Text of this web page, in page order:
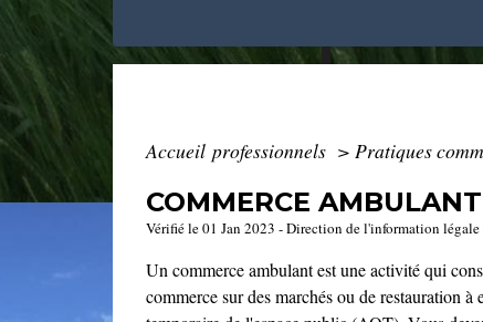
Accueil professionnels > Pratiques
COMMERCE
Vérifié le 01 Jan 2023 - Direction de l'information
Un commerce ambulant est une activité qui
commerce sur des marchés ou de restauration à